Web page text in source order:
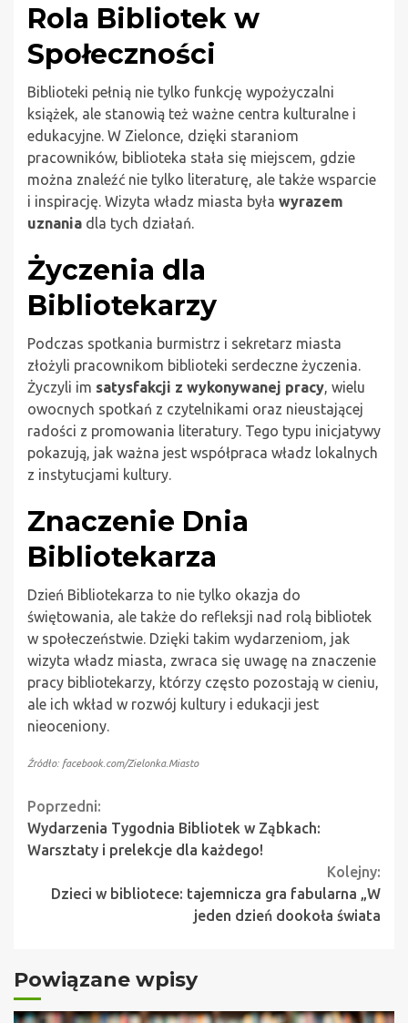
Rola Bibliotek w
Społeczności
Biblioteki pełnią nie tylko funkcję wypożyczalni
książek, ale stanowią też ważne centra kulturalne i
edukacyjne. W Zielonce, dzięki staraniom
pracowników, biblioteka stała się miejscem, gdzie
można znaleźć nie tylko literaturę, ale także wsparcie
i inspirację. Wizyta władz miasta była wyrazem
uznania dla tych działań.
Życzenia dla
Bibliotekarzy
Podczas spotkania burmistrz i sekretarz miasta
złożyli pracownikom biblioteki serdeczne życzenia.
Życzyli im satysfakcji z wykonywanej pracy, wielu
owocnych spotkań z czytelnikami oraz nieustającej
radości z promowania literatury. Tego typu inicjatywy
pokazują, jak ważna jest współpraca władz lokalnych
z instytucjami kultury.
Znaczenie Dnia
Bibliotekarza
Dzień Bibliotekarza to nie tylko okazja do
świętowania, ale także do refleksji nad rolą bibliotek
w społeczeństwie. Dzięki takim wydarzeniom, jak
wizyta władz miasta, zwraca się uwagę na znaczenie
pracy bibliotekarzy, którzy często pozostają w cieniu,
ale ich wkład w rozwój kultury i edukacji jest
nieoceniony.
Źródło: facebook.com/Zielonka.Miasto
Continue
Reading
Poprzedni:
Wydarzenia Tygodnia Bibliotek w Ząbkach:
Warsztaty i prelekcje dla każdego!
Kolejny:
Dzieci w bibliotece: tajemnicza gra fabularna „W
jeden dzień dookoła świata
Powiązane wpisy